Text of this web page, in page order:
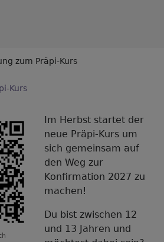
zum Präpi-Kurs
Kurs
Im Herbst startet der
neue Präpi-Kurs um
sich gemeinsam auf
den Weg zur
Konfirmation 2027 zu
machen!
Du bist zwischen 12
und 13 Jahren und